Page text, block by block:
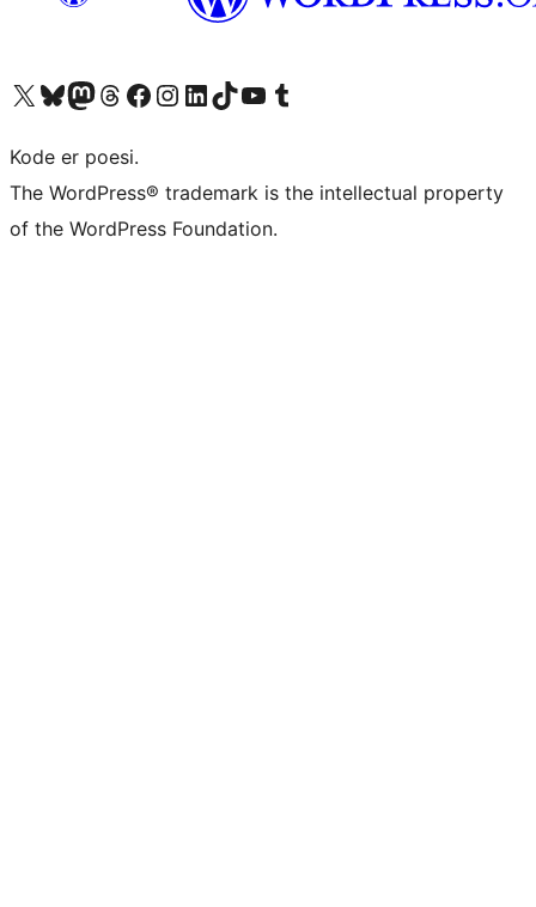
Besøg vores X (tidligere Twitter) konto
Besøg vores Bluesky-konto
Besøg vores Mastodon konto
Besøg vores Threads-konto
Besøg vores Facebook sideBesøg vores Instagram konto
Besøg vores LinkedIn konto
Besøg vores TikTok-konto
Besøg vores YouTube-kanalBesøg vores Tumblr-konto
Kode er poesi.
The WordPress® trademark is the intellectual property
of the WordPress Foundation.